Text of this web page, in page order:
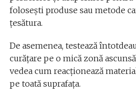
folosești produse sau metode
țesătura.
De asemenea, testează
curățare pe o mică zonă
vedea cum reacționează
pe toată suprafața.